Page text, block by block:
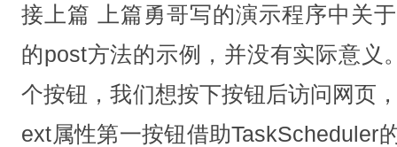
接上篇 上篇勇哥写的演示程序中关
的post方法的示例，并没有实际意义
个按钮，我们想按下按钮后访问网页
ext属性第一按钮借助TaskScheduler